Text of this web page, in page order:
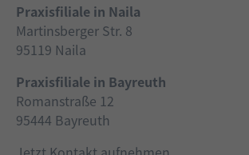
Praxisfiliale in Naila
Martinsberger Str. 8
95119 Naila
Praxisfiliale in Bayreuth
Romanstraße 12
95444 Bayreuth